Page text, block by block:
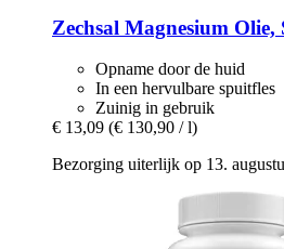
Zechsal Magnesium Olie,
Opname door de huid
In een hervulbare spuitfles
Zuinig in gebruik
€ 13,09 (€ 130,90 / l)
Bezorging uiterlijk op 13.